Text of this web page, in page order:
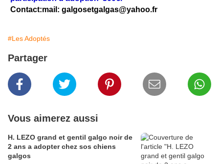
Contact:mail: galgosetgalgas@yahoo.fr
#Les Adoptés
Partager
Vous aimerez aussi
H. LEZO grand et gentil galgo noir de
2 ans a adopter chez sos chiens
galgos